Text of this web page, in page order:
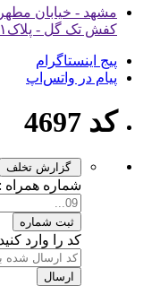
مشهد - خیابان
کفش تک گل - پلاک۲۲۰/۱
پیج اینستاگرام
پیام در واتس‌اپ
کد 4697
گزارش تخلف
شماره همراه :
ثبت شماره
کد را وارد
ارسال